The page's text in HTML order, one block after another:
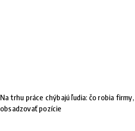
Na trhu práce chýbajú ľudia: čo robia
obsadzovať pozície